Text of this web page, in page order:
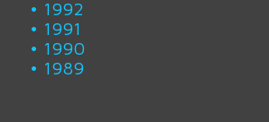
1992
1991
1990
1989